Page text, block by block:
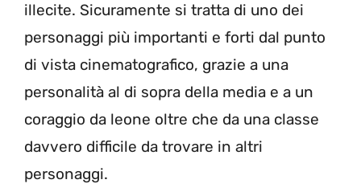
illecite. Sicuramente si tratta di uno dei
personaggi più importanti e forti dal punto
di vista cinematografico, grazie a una
personalità al di sopra della media e a un
coraggio da leone oltre che da una classe
davvero difficile da trovare in altri
personaggi.